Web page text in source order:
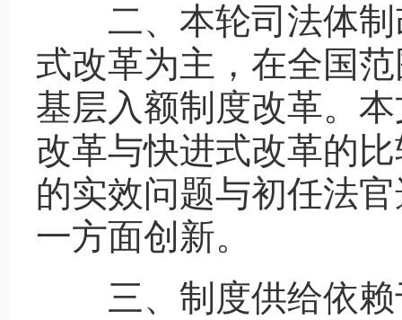
二、本轮司法体制
式改革为主，在全国
基层入额制度改革。
改革与快进式改革的
的实效问题与初任法
一方面创新。
三、制度供给依赖